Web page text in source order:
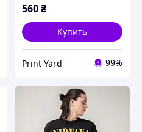
560₴
Купить
Print Yard 99%